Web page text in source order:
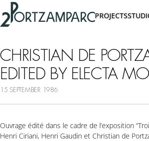
Accéder à l'en-tête
Accéder au contenu principal
Accéder au pied de page
2portzamparc
PROJECTS
CHRISTIAN DE
EDITED BY ELECTA
15 SEPTEMBER 1986
Ouvrage édité dans le cadre de l’exposition
Henri Ciriani, Henri Gaudin et Christian de